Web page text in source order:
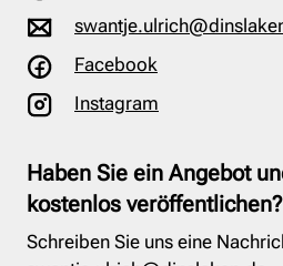
Facebook
Instagram
Haben Sie ein Angebot
kostenlos veröffentlichen?
Schreiben Sie uns eine